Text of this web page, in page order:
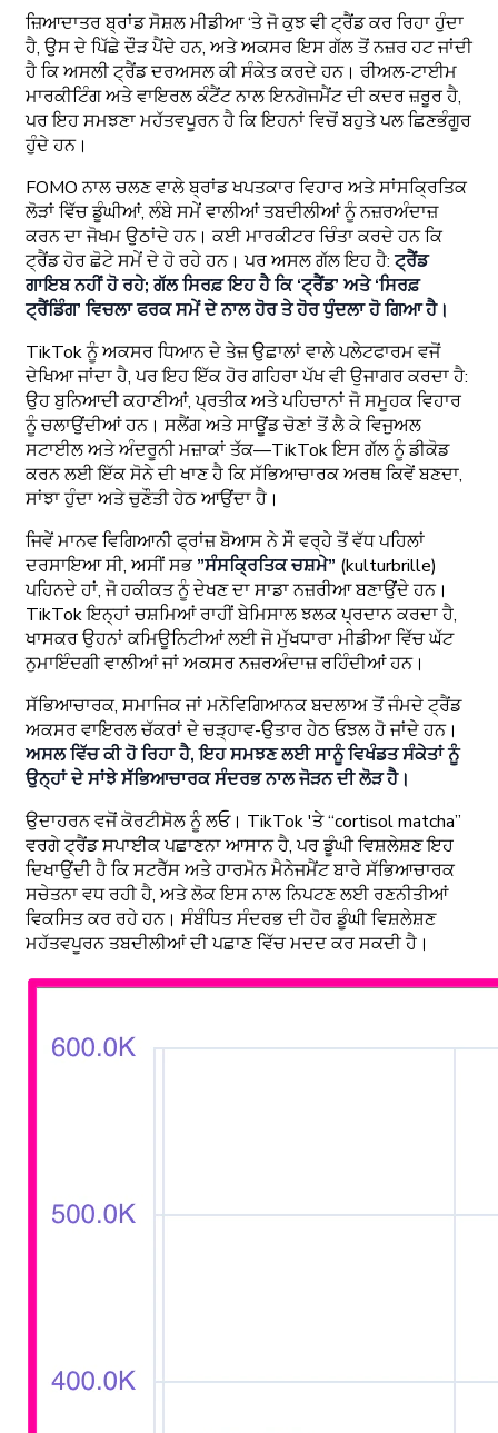
ਜ਼ਿਆਦਾਤਰ ਬ੍ਰਾਂਡ ਸੋਸ਼ਲ ਮੀਡੀਆ ‘ਤੇ ਜੋ ਕੁਝ ਵੀ ਟ੍ਰੈਂਡ ਕਰ ਰਿਹਾ ਹੁੰਦਾ
ਹੈ, ਉਸ ਦੇ ਪਿੱਛੇ ਦੌੜ ਪੈਂਦੇ ਹਨ, ਅਤੇ ਅਕਸਰ ਇਸ ਗੱਲ ਤੋਂ ਨਜ਼ਰ ਹਟ ਜਾਂਦੀ
ਹੈ ਕਿ ਅਸਲੀ ਟ੍ਰੈਂਡ ਦਰਅਸਲ ਕੀ ਸੰਕੇਤ ਕਰਦੇ ਹਨ। ਰੀਅਲ-ਟਾਈਮ
ਮਾਰਕੀਟਿੰਗ ਅਤੇ ਵਾਇਰਲ ਕੰਟੈਂਟ ਨਾਲ ਇਨਗੇਜਮੈਂਟ ਦੀ ਕਦਰ ਜ਼ਰੂਰ ਹੈ,
ਪਰ ਇਹ ਸਮਝਣਾ ਮਹੱਤਵਪੂਰਨ ਹੈ ਕਿ ਇਹਨਾਂ ਵਿਚੋਂ ਬਹੁਤੇ ਪਲ ਛਿਣਭੰਗੂਰ
ਹੁੰਦੇ ਹਨ।
FOMO ਨਾਲ ਚਲਣ ਵਾਲੇ ਬ੍ਰਾਂਡ ਖਪਤਕਾਰ ਵਿਹਾਰ ਅਤੇ ਸਾਂਸਕ੍ਰਿਤਿਕ
ਲੋੜਾਂ ਵਿੱਚ ਡੂੰਘੀਆਂ, ਲੰਬੇ ਸਮੇਂ ਵਾਲੀਆਂ ਤਬਦੀਲੀਆਂ ਨੂੰ ਨਜ਼ਰਅੰਦਾਜ਼
ਕਰਨ ਦਾ ਜੋਖਮ ਉਠਾਂਦੇ ਹਨ। ਕਈ ਮਾਰਕੀਟਰ ਚਿੰਤਾ ਕਰਦੇ ਹਨ ਕਿ
ਟ੍ਰੈਂਡ ਹੋਰ ਛੋਟੇ ਸਮੇਂ ਦੇ ਹੋ ਰਹੇ ਹਨ। ਪਰ ਅਸਲ ਗੱਲ ਇਹ ਹੈ:ਟ੍ਰੈਂਡ
ਗਾਇਬ ਨਹੀਂ ਹੋ ਰਹੇ; ਗੱਲ ਸਿਰਫ਼ ਇਹ ਹੈ ਕਿ ‘ਟ੍ਰੈਂਡ’ ਅਤੇ ‘ਸਿਰਫ਼
ਟ੍ਰੈਂਡਿੰਗ’ ਵਿਚਲਾ ਫਰਕ ਸਮੇਂ ਦੇ ਨਾਲ ਹੋਰ ਤੇ ਹੋਰ ਧੁੰਦਲਾ ਹੋ ਗਿਆ ਹੈ।
TikTok ਨੂੰ ਅਕਸਰ ਧਿਆਨ ਦੇ ਤੇਜ਼ ਉਛਾਲਾਂ ਵਾਲੇ ਪਲੇਟਫਾਰਮ ਵਜੋਂ
ਦੇਖਿਆ ਜਾਂਦਾ ਹੈ, ਪਰ ਇਹ ਇੱਕ ਹੋਰ ਗਹਿਰਾ ਪੱਖ ਵੀ ਉਜਾਗਰ ਕਰਦਾ ਹੈ:
ਉਹ ਬੁਨਿਆਦੀ ਕਹਾਣੀਆਂ, ਪ੍ਰਤੀਕ ਅਤੇ ਪਹਿਚਾਨਾਂ ਜੋ ਸਮੂਹਕ ਵਿਹਾਰ
ਨੂੰ ਚਲਾਉਂਦੀਆਂ ਹਨ। ਸਲੈਂਗ ਅਤੇ ਸਾਊਂਡ ਚੋਣਾਂ ਤੋਂ ਲੈ ਕੇ ਵਿਜੁਅਲ
ਸਟਾਈਲ ਅਤੇ ਅੰਦਰੂਨੀ ਮਜ਼ਾਕਾਂ ਤੱਕ—TikTok ਇਸ ਗੱਲ ਨੂੰ ਡੀਕੋਡ
ਕਰਨ ਲਈ ਇੱਕ ਸੋਨੇ ਦੀ ਖਾਣ ਹੈ ਕਿ ਸੱਭਿਆਚਾਰਕ ਅਰਥ ਕਿਵੇਂ ਬਣਦਾ,
ਸਾਂਝਾ ਹੁੰਦਾ ਅਤੇ ਚੁਣੌਤੀ ਹੇਠ ਆਉਂਦਾ ਹੈ।
ਜਿਵੇਂ ਮਾਨਵ ਵਿਗਿਆਨੀ ਫ੍ਰਾਂਜ਼ ਬੋਆਸ ਨੇ ਸੌ ਵਰ੍ਹੇ ਤੋਂ ਵੱਧ ਪਹਿਲਾਂ
ਦਰਸਾਇਆ ਸੀ, ਅਸੀਂ ਸਭ”ਸੰਸਕ੍ਰਿਤਿਕ ਚਸ਼ਮੇ” (kulturbrille)
ਪਹਿਨਦੇ ਹਾਂ, ਜੋ ਹਕੀਕਤ ਨੂੰ ਦੇਖਣ ਦਾ ਸਾਡਾ ਨਜ਼ਰੀਆ ਬਣਾਉਂਦੇ ਹਨ।
TikTok ਇਨ੍ਹਾਂ ਚਸ਼ਮਿਆਂ ਰਾਹੀਂ ਬੇਮਿਸਾਲ ਝਲਕ ਪ੍ਰਦਾਨ ਕਰਦਾ ਹੈ,
ਖਾਸਕਰ ਉਹਨਾਂ ਕਮਿਊਨਿਟੀਆਂ ਲਈ ਜੋ ਮੁੱਖਧਾਰਾ ਮੀਡੀਆ ਵਿੱਚ ਘੱਟ
ਨੁਮਾਇੰਦਗੀ ਵਾਲੀਆਂ ਜਾਂ ਅਕਸਰ ਨਜ਼ਰਅੰਦਾਜ਼ ਰਹਿੰਦੀਆਂ ਹਨ।
ਸੱਭਿਆਚਾਰਕ, ਸਮਾਜਿਕ ਜਾਂ ਮਨੋਵਿਗਿਆਨਕ ਬਦਲਾਅ ਤੋਂ ਜੰਮਦੇ ਟ੍ਰੈਂਡ
ਅਕਸਰ ਵਾਇਰਲ ਚੱਕਰਾਂ ਦੇ ਚੜ੍ਹਾਵ-ਉਤਾਰ ਹੇਠ ਓਝਲ ਹੋ ਜਾਂਦੇ ਹਨ।
ਅਸਲ ਵਿੱਚ ਕੀ ਹੋ ਰਿਹਾ ਹੈ, ਇਹ ਸਮਝਣ ਲਈ ਸਾਨੂੰ ਵਿਖੰਡਤ ਸੰਕੇਤਾਂ ਨੂੰ
ਉਨ੍ਹਾਂ ਦੇ ਸਾਂਝੇ ਸੱਭਿਆਚਾਰਕ ਸੰਦਰਭ ਨਾਲ ਜੋੜਨ ਦੀ ਲੋੜ ਹੈ।
ਉਦਾਹਰਨ ਵਜੋਂ ਕੋਰਟੀਸੋਲ ਨੂੰ ਲਓ। TikTok 'ਤੇ “cortisol matcha”
ਵਰਗੇ ਟ੍ਰੈਂਡ ਸਪਾਈਕ ਪਛਾਣਨਾ ਆਸਾਨ ਹੈ, ਪਰ ਡੂੰਘੀ ਵਿਸ਼ਲੇਸ਼ਣ ਇਹ
ਦਿਖਾਉਂਦੀ ਹੈ ਕਿ ਸਟਰੈੱਸ ਅਤੇ ਹਾਰਮੋਨ ਮੈਨੇਜਮੈਂਟ ਬਾਰੇ ਸੱਭਿਆਚਾਰਕ
ਸਚੇਤਨਾ ਵਧ ਰਹੀ ਹੈ, ਅਤੇ ਲੋਕ ਇਸ ਨਾਲ ਨਿਪਟਣ ਲਈ ਰਣਨੀਤੀਆਂ
ਵਿਕਸਿਤ ਕਰ ਰਹੇ ਹਨ। ਸੰਬੰਧਿਤ ਸੰਦਰਭ ਦੀ ਹੋਰ ਡੂੰਘੀ ਵਿਸ਼ਲੇਸ਼ਣ
ਮਹੱਤਵਪੂਰਨ ਤਬਦੀਲੀਆਂ ਦੀ ਪਛਾਣ ਵਿੱਚ ਮਦਦ ਕਰ ਸਕਦੀ ਹੈ।